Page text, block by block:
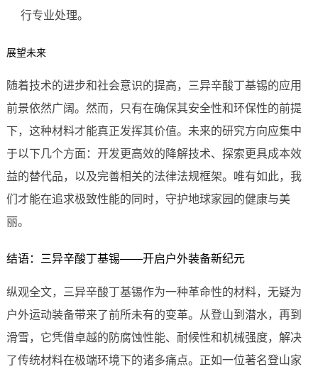
行专业处理。
展望未来
随着技术的进步和社会意识的提高，三异辛酸丁基锡的应用
前景依然广阔。然而，只有在确保其安全性和环保性的前提
下，这种材料才能真正发挥其价值。未来的研究方向应集中
于以下几个方面：开发更高效的降解技术、探索更具成本效
益的替代品，以及完善相关的法律法规框架。唯有如此，我
们才能在追求极致性能的同时，守护地球家园的健康与美
丽。
结语：三异辛酸丁基锡——开启户外装备新纪元
纵观全文，三异辛酸丁基锡作为一种革命性的材料，无疑为
户外运动装备带来了前所未有的变革。从登山到潜水，再到
滑雪，它凭借卓越的防腐蚀性能、耐候性和机械强度，解决
了传统材料在极端环境下的诸多痛点。正如一位著名登山家